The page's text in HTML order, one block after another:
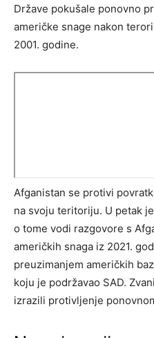
Države pokušale ponovno
američke snage nakon
2001. godine.
Afganistan se protivi
na svoju teritoriju. U petak
o tome vodi razgovore s
američkih snaga iz 2021.
preuzimanjem američkih
koju je podržavao SAD.
izrazili protivljenje